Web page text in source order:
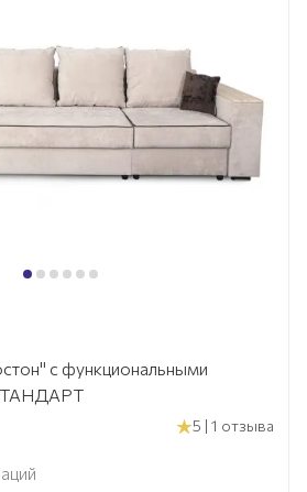
с функциональными
5 | 1 отзыва